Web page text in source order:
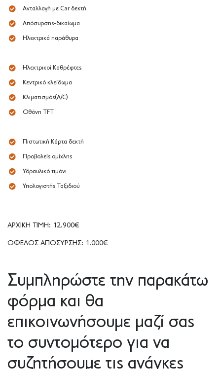
Ανταλλαγή με Car δεκτή
Απόσυρσης-δικαίωμα
Ηλεκτρικά παράθυρα
Ηλεκτρικοί Καθρέφτες
Κεντρικό κλείδωμα
Κλιματισμός(A/C)
Οθόνη TFT
Πιστωτική Κάρτα δεκτή
Προβολείς ομίχλης
Υδραυλικό τιμόνι
Υπολογιστής Ταξιδιού
ΑΡΧΙΚΗ ΤΙΜΗ: 12.900€
ΟΦΕΛΟΣ ΑΠΟΣΥΡΣΗΣ: 1.000€
Συμπληρώστε την παρακάτω
φόρμα και θα
επικοινωνήσουμε μαζί σας
το συντομότερο για να
συζητήσουμε τις ανάγκες